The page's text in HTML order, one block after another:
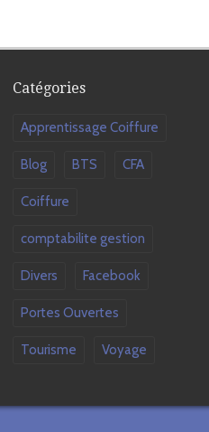
Catégories
Apprentissage Coiffure
Blog BTS CFA
Coiffure
comptabilite gestion
Divers Facebook
Portes Ouvertes
Tourisme Voyage